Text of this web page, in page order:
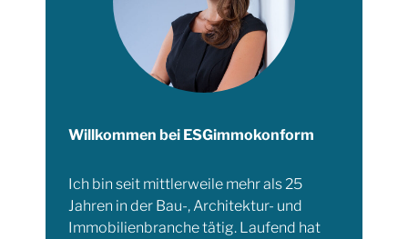
Willkommen bei ESGimmokonform
Ich bin seit mittlerweile mehr als 25
Jahren in der Bau-, Architektur- und
Immobilienbranche tätig. Laufend hat